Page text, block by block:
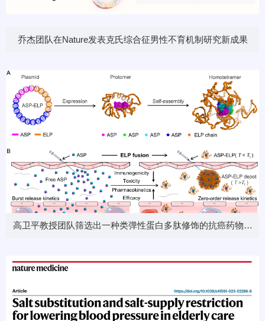
乔杰团队在Nature发表克氏综合征男性不育机制研究新成果
高卫平教授团队筛选出一种类弹性蛋白多肽修饰的抗癌药物门
果